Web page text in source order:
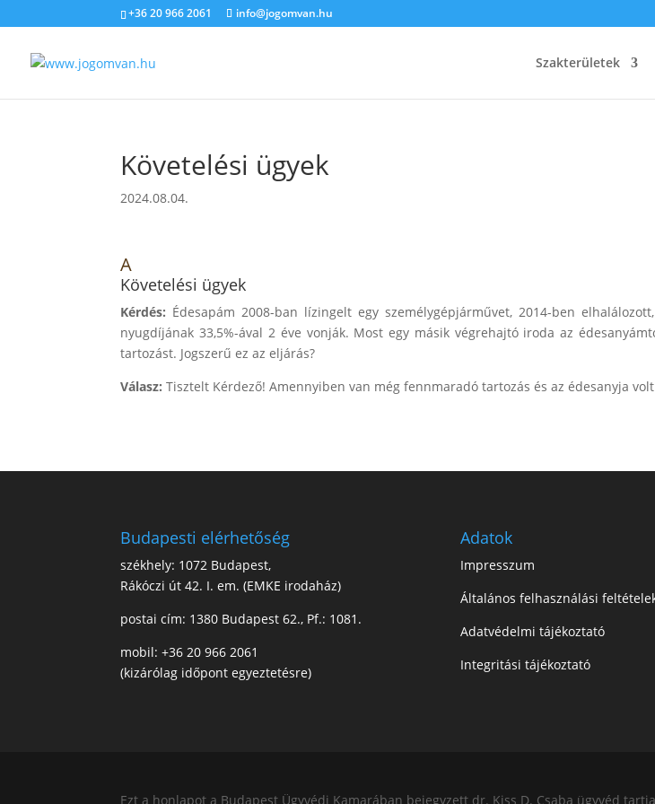
+36 20 966 2061 info@jogomvan.hu
Szakterületek
Követelési ügyek
2024.08.04.
A
Követelési ügyek
Kérdés: Édesapám 2008-ban lízingelt egy személygépjárművet, 2014-ben
nyugdíjának 33,5%-ával 2 éve vonják. Most egy másik végrehajtó iroda az
tartozást. Jogszerű ez az eljárás?
Válasz: Tisztelt Kérdező! Amennyiben van még fennmaradó tartozás és az édesanyja
Budapesti elérhetőség
székhely: 1072 Budapest,
Rákóczi út 42. I. em. (EMKE irodaház)
postai cím: 1380 Budapest 62., Pf.: 1081.
mobil: +36 20 966 2061
(kizárólag időpont egyeztetésre)
Adatok
Impresszum
Általános felhasználási
Adatvédelmi tájékoztató
Integritási tájékoztató
Ezt a honlapot a Budapest Ügyvédi Kamarában bejegyzett dr. Kiss D. Csaba ügyvéd